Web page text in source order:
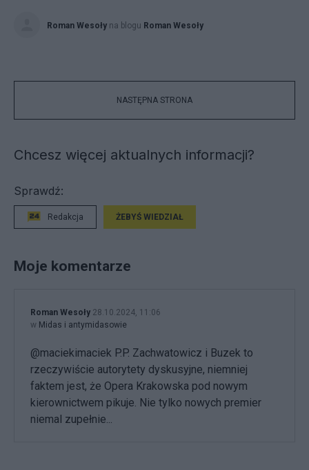
Roman Wesoły na blogu Roman Wesoły
NASTĘPNA STRONA
Chcesz więcej aktualnych informacji?
Sprawdź:
Redakcja ŻEBYŚ WIEDZIAŁ
Moje komentarze
Roman Wesoły 28.10.2024, 11:06
w Midas i antymidasowie
@maciekimaciek P.P. Zachwatowicz i Buzek to
rzeczywiście autorytety dyskusyjne, niemniej
faktem jest, że Opera Krakowska pod nowym
kierownictwem pikuje. Nie tylko nowych premier
niemal zupełnie...